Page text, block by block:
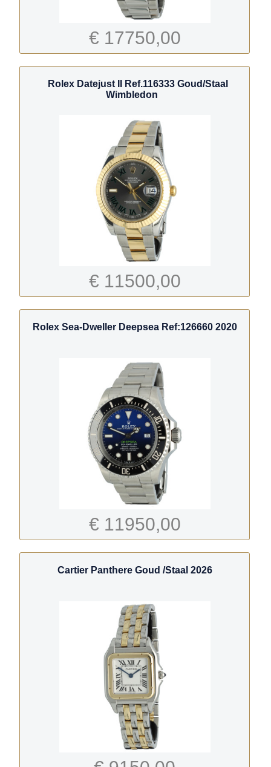
€ 17750,00
Rolex Datejust II Ref.116333 Goud/Staal
Wimbledon
€ 11500,00
Rolex Sea-Dweller Deepsea Ref:126660 2020
€ 11950,00
Cartier Panthere Goud /Staal 2026